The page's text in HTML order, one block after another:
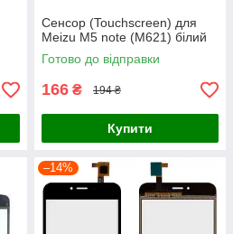
Сенсор (Touchscreen) для
Meizu M5 note (M621) білий
Готово до відправки
166 ₴ 194 ₴
Купити
–14%